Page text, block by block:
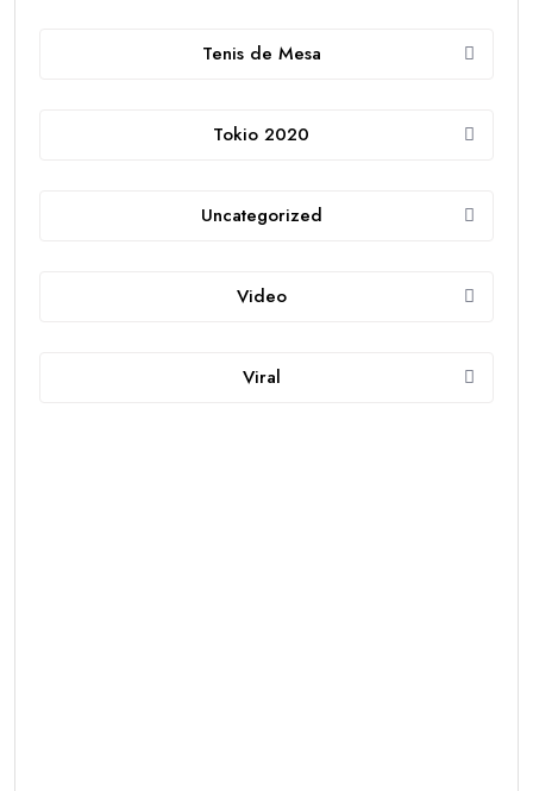
Tenis de Mesa
Tokio 2020
Uncategorized
Video
Viral